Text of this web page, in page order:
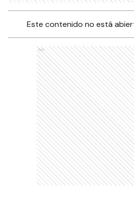
Este contenido no está
Ads